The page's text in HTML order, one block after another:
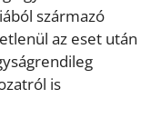
származó
az eset után
is